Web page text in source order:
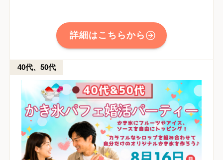
詳細はこちらから
40代、50代